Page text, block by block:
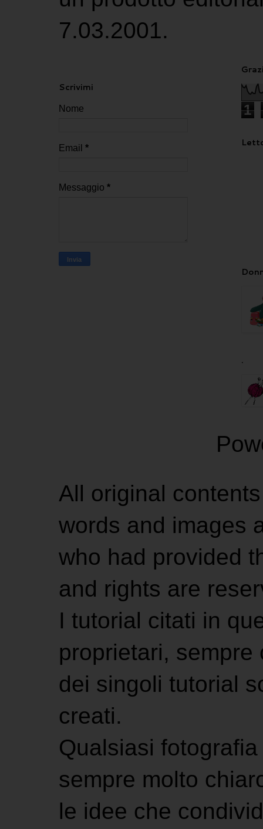
7.03.2001.
Scrivimi
Nome
Email *
Messaggio *
1
.
All original
words and images
who had provided
and rights are
I tutorial citati in
proprietari,
dei singoli tutorial
creati.
Qualsiasi
sempre molto
le idee che